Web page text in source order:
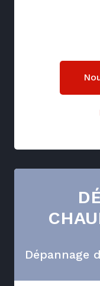
Dépannage